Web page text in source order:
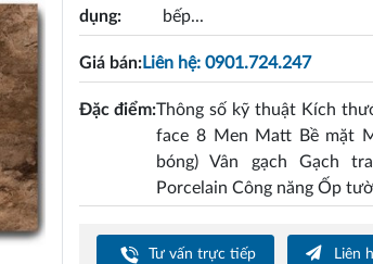
dụng: bếp...
Giá bán:Liên hệ: 0901.724.247
Đặc điểm:Thông số kỹ thuật Kích
face 8 Men Matt Bề mặt
bóng) Vân gạch Gạch
Porcelain Công năng Ốp
Tư vấn trực tiếp Liên